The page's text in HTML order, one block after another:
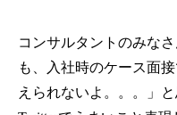
コンサルタントのみな
も、入社時のケース面
えられないよ。。。」と